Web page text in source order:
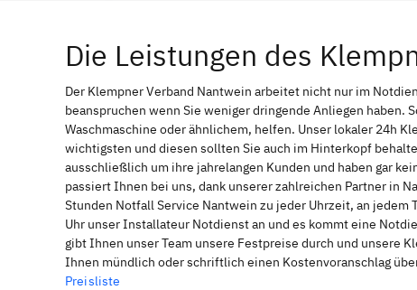
Die Leistungen des
Der Klempner Verband Nantwein arbeitet nicht nur im
beanspruchen wenn Sie weniger dringende Anliegen
Waschmaschine oder ähnlichem, helfen. Unser lokaler 24h
wichtigsten und diesen sollten Sie auch im Hinterkopf
ausschließlich um ihre jahrelangen Kunden und haben gar
passiert Ihnen bei uns, dank unserer zahlreichen Partner in
Stunden Notfall Service Nantwein zu jeder Uhrzeit, an jedem
Uhr unser Installateur Notdienst an und es kommt eine
gibt Ihnen unser Team unsere Festpreise durch und unsere
Ihnen mündlich oder schriftlich einen Kostenvoranschlag
Preisliste